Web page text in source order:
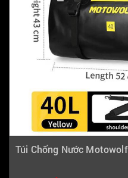
Túi Chống Nước